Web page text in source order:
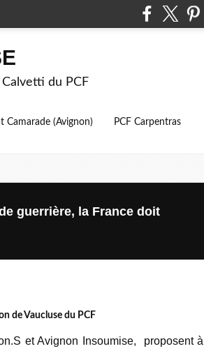
du PCF
Camarade (Avignon) PCF Carpentras
guerrière, la France doit
de Vaucluse du PCF
et Avignon Insoumise, proposent à